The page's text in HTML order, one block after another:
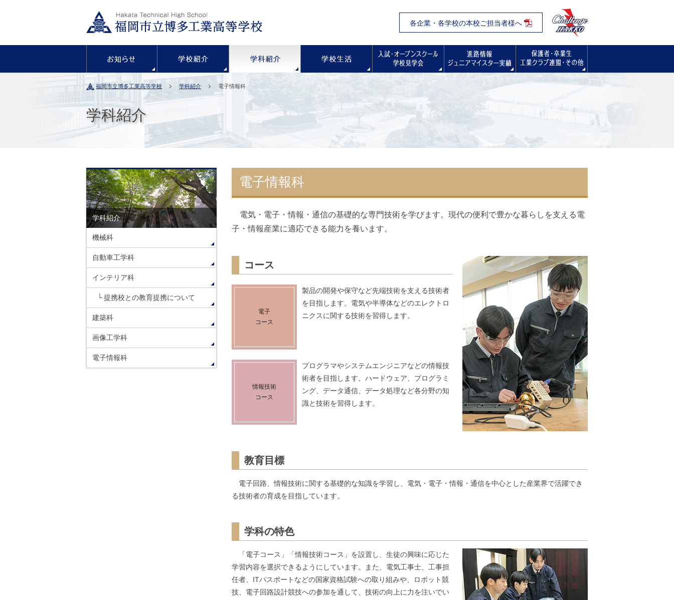
各企業・各学校の本校ご担当者様へ
学校生活 入試・オープンスクール・学校見学会
進路情報
福岡市立博多工業高等学校 学科紹介 電子情報科
学科紹介
電子情報科
電気・電子・情報・通信の基礎的な専門技術を学びます。現代の便利で豊かな暮らしを支える電
子・情報産業に適応できる能力を養います。
コース
電子
コース
製品の開発や保守など先端技術を支える技術者
を目指します。電気や半導体などのエレクトロ
ニクスに関する技術を習得します。
情報技術
コース
プログラマやシステムエンジニアなどの情報技
術者を目指します。ハードウェア、プログラミ
ング、データ通信、データ処理など各分野の知
識と技術を習得します。
教育目標
電子回路、情報技術に関する基礎的な知識を学習し、電気・電子・情報・通信を中心とした産業界で活躍でき
る技術者の育成を目指しています。
学科の特色
「電子コース」「情報技術コース」を設置し、生徒の興味に応じた
学習内容を選択できるようにしています。また、電気工事士、工事担
任者、ITパスポートなどの国家資格試験への取り組みや、ロボット競
技、電子回路設計競技への参加を通して、技術の向上に力を注いでい
学科紹介
機械科
自動車工学科
インテリア科
提携校との教育提携について
建築科
画像工学科
電子情報科